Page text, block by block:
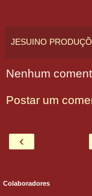
JESUINO
Nenhum
Postar um
‹
Colaboradores